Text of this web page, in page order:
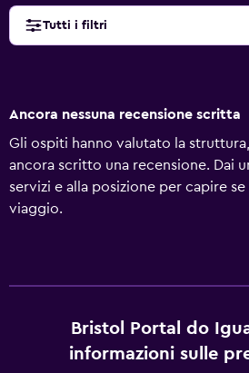
Tutti i filtri
Ancora nessuna recensione scritta
Gli ospiti hanno valutato la
ancora scritto una recensione. Dai
servizi e alla posizione per capire
viaggio.
Bristol Portal do
informazioni sulle